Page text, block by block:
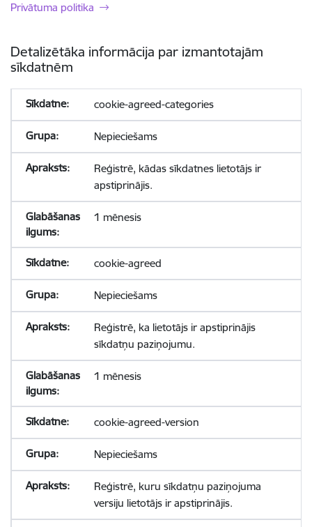
Privātuma politika
Detalizētāka informācija par izmantotajām
sīkdatnēm
cookie-agreed-categories
Nepieciešams
Reģistrē, kādas sīkdatnes lietotājs ir
apstiprinājis.
1 mēnesis
cookie-agreed
Nepieciešams
Reģistrē, ka lietotājs ir apstiprinājis
sīkdatņu paziņojumu.
1 mēnesis
cookie-agreed-version
Nepieciešams
Reģistrē, kuru sīkdatņu paziņojuma
versiju lietotājs ir apstiprinājis.